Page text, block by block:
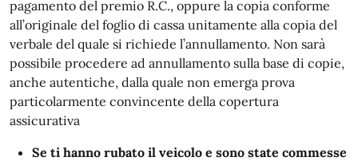
pagamento del premio R.C., oppure la copia conforme
all’originale del foglio di cassa unitamente alla copia del
verbale del quale si richiede l’annullamento. Non sarà
possibile procedere ad annullamento sulla base di copie,
anche autentiche, dalla quale non emerga prova
particolarmente convincente della copertura
assicurativa
Se ti hanno rubato il veicolo e sono state commesse